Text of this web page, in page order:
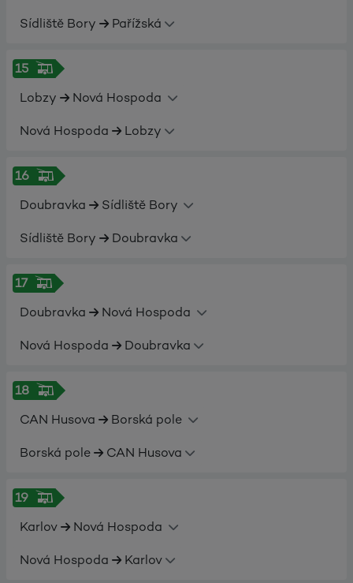
Sídliště Bory
Pařížská
15
Lobzy
Nová Hospoda
Nová Hospoda
Lobzy
16
Doubravka
Sídliště Bory
Sídliště Bory
Doubravka
17
Doubravka
Nová Hospoda
Nová Hospoda
Doubravka
18
CAN Husova
Borská pole
Borská pole
CAN Husova
19
Karlov
Nová Hospoda
Nová Hospoda
Karlov